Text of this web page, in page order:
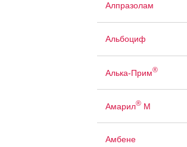
Алпразолам
Альбоциф
Алька-Прим®
Амарил®М
Амбене